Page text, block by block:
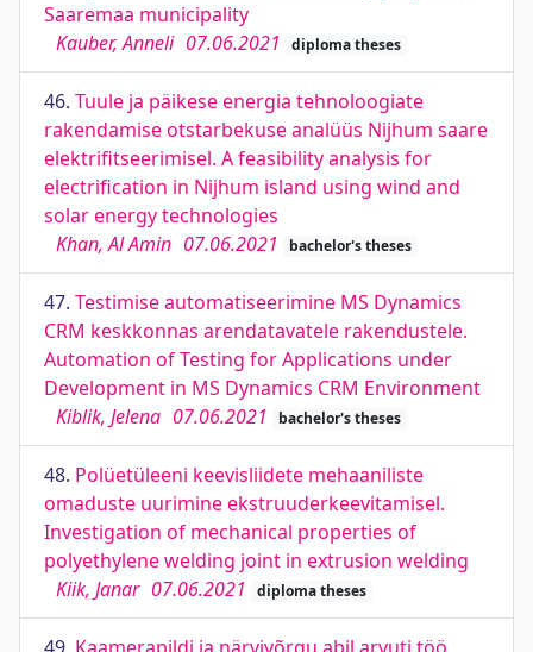
Saaremaa municipality
Kauber, Anneli 07.06.2021 diploma theses
46. Tuule ja päikese energia tehnoloogiate
rakendamise otstarbekuse analüüs Nijhum saare
elektrifitseerimisel. A feasibility analysis for
electrification in Nijhum island using wind and
solar energy technologies
Khan, Al Amin 07.06.2021 bachelor's theses
47. Testimise automatiseerimine MS Dynamics
CRM keskkonnas arendatavatele rakendustele.
Automation of Testing for Applications under
Development in MS Dynamics CRM Environment
Kiblik, Jelena 07.06.2021 bachelor's theses
48. Polüetüleeni keevisliidete mehaaniliste
omaduste uurimine ekstruuderkeevitamisel.
Investigation of mechanical properties of
polyethylene welding joint in extrusion welding
Kiik, Janar 07.06.2021 diploma theses